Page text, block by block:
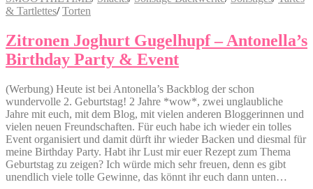
& Tartlettes/ Torten
Zitronen Joghurt Gugelhupf – Antonella’s
Birthday Party & Event
(Werbung) Heute ist bei Antonella’s Backblog der schon
wundervolle 2. Geburtstag! 2 Jahre *wow*, zwei unglaubliche
Jahre mit euch, mit dem Blog, mit vielen anderen Bloggerinnen und
vielen neuen Freundschaften. Für euch habe ich wieder ein tolles
Event organisiert und damit dürft ihr wieder Backen und diesmal für
meine Birthday Party. Habt ihr Lust mir euer Rezept zum Thema
Geburtstag zu zeigen? Ich würde mich sehr freuen, denn es gibt
unendlich viele tolle Gewinne, das könnt ihr euch dann unten…